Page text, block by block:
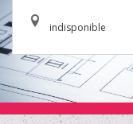
indisponible